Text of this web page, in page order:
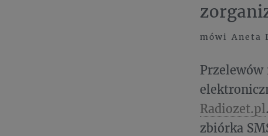
mówi Aneta
Przelewów
Radiozet.pl
zbiórka